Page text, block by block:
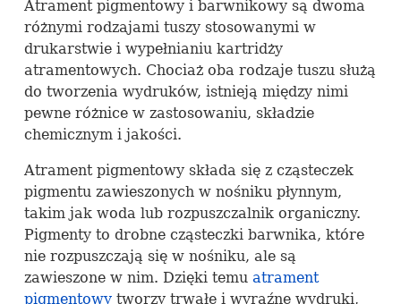
Atrament pigmentowy i barwnikowy są dwoma
różnymi rodzajami tuszy stosowanymi w
drukarstwie i wypełnianiu kartridży
atramentowych. Chociaż oba rodzaje tuszu służą
do tworzenia wydruków, istnieją między nimi
pewne różnice w zastosowaniu, składzie
chemicznym i jakości.
Atrament pigmentowy składa się z cząsteczek
pigmentu zawieszonych w nośniku płynnym,
takim jak woda lub rozpuszczalnik organiczny.
Pigmenty to drobne cząsteczki barwnika, które
nie rozpuszczają się w nośniku, ale są
zawieszone w nim. Dzięki temu atrament
pigmentowytworzy trwałe i wyraźne wydruki,